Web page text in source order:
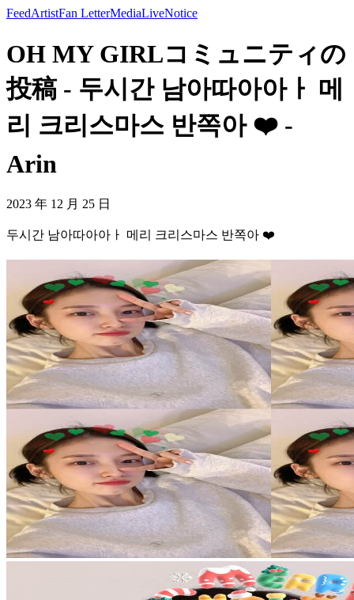
FeedArtistFan LetterMediaLiveNotice
OH MY GIRLコミュニティの
投稿 - 두시간 남아따아아ㅏ 메
리 크리스마스 반쪽아 ❤️ -
Arin
2023 年 12 月 25 日
두시간 남아따아아ㅏ 메리 크리스마스 반쪽아 ❤️